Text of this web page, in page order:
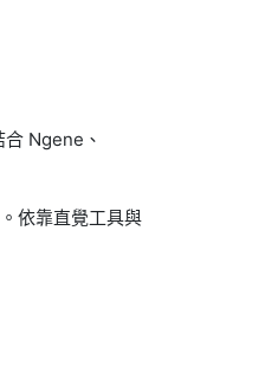
合 Ngene、
依靠直覺工具與